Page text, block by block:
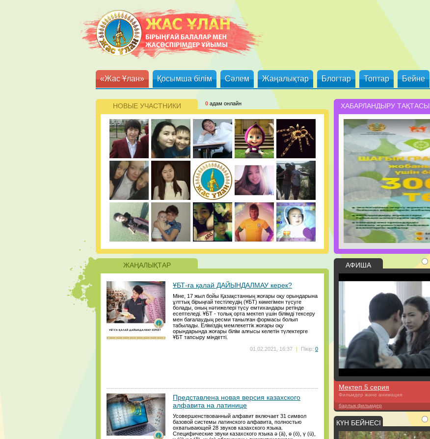
«Жас Ұлан» Қосымша білім Сәлем Жаңалықтар Блогтар Топтар Бейне
НОВЫЕ УЧАСТНИКИ 0 адам онлайн ХАБАРЛАНДЫРУ ТАҚТАСЫ
ЖАҢАЛЫҚТАР
ҰБТ-ға қалай ДАЙЫНДАЛМАУ керек?
Міне, 17 жыл бойы Қазақстанның жоғары оқу орындарына
ұлттық бірыңғай тестілеудің (ҰБТ) көмегімен түсуге
болады, оның нәтижелері түсу емтихандары ретінде
есептеледі. ҰБТ - толық орта мектеп үшін білімді тексеру
мен бағалаудың ресми танылған формасы болып
табылады. Еліміздің мемлекеттік жоғары оқу
орындарында жоғары білім алғысы келетін түлектерге
ҰБТ тапсыру міндетті.
01.02.2021, 16:37
| Пікір: 0
Представлена новая версия казахского
алфавита на латинице
Усовершенствованный алфавит включает 31 символ
базовой системы латинского алфавита, полностью
охватывающей 28 звуков казахского языка.
Специфические звуки казахского языка ә (ä), ө (ö), ү (ü),
АФИША
Мектеп 5 серия
Фильмдер және анимация
барлық фильмдер
КҮН БЕЙНЕСІ